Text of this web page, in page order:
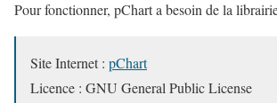
Pour fonctionner, pChart a besoin de la
Site Internet : pChart
Licence : GNU General Public License